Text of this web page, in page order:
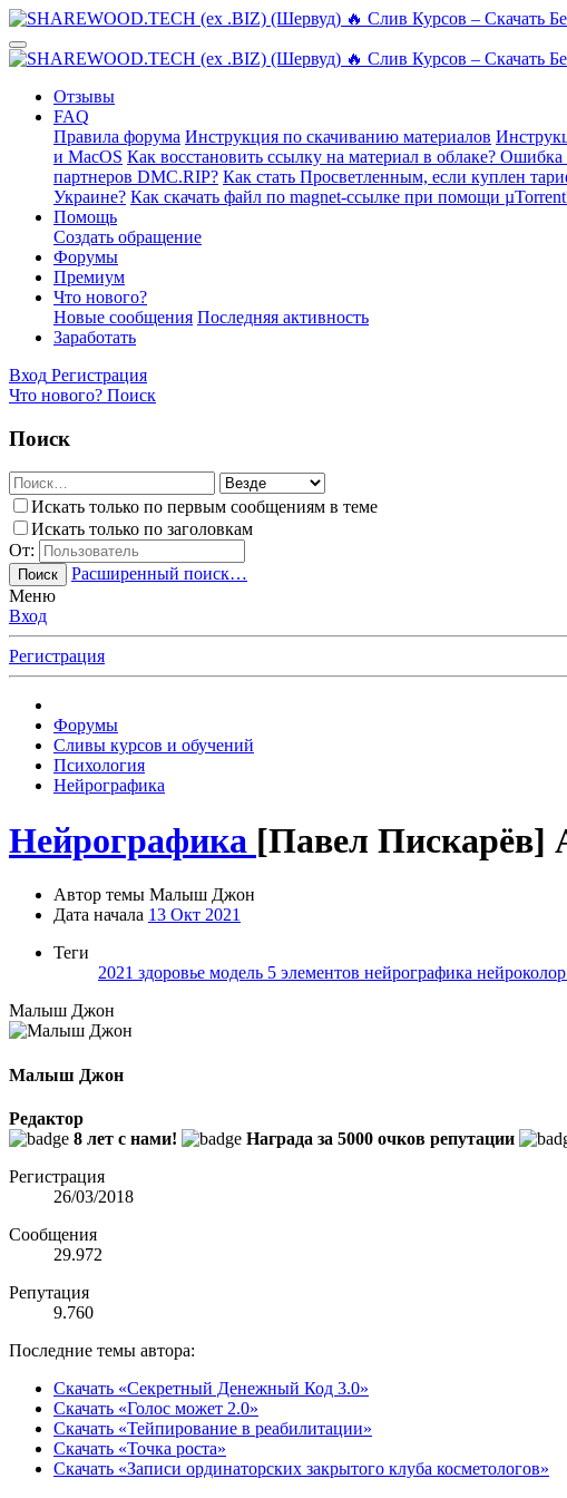
Отзывы
FAQ
Правила форума Инструкция по скачиванию материалов
и MacOS Как восстановить ссылку на материал в облаке? Ошибка
партнеров DMC.RIP? Как стать Просветленным, если куплен
Украине? Как скачать файл по magnet-ссылке при помощи
Помощь
Создать обращение
Форумы
Премиум
Что нового?
Новые сообщения Последняя активность
Заработать
Вход Регистрация
Что нового? Поиск
Поиск
Искать только по первым сообщениям в теме
Искать только по заголовкам
От:
Поиск
Расширенный поиск…
Меню
Вход
Регистрация
Форумы
Сливы курсов и обучений
Психология
Нейрографика
Нейрографика [Павел Пискарёв]
Автор темы Малыш Джон
Дата начала 13 Окт 2021
Теги
2021 здоровье модель 5 элементов нейрографика нейроколор
Малыш Джон
Малыш Джон
Редактор
8 лет с нами!
Награда за 5000 очков репутации
Регистрация
26/03/2018
Сообщения
29.972
Репутация
9.760
Последние темы автора:
Скачать «Секретный Денежный Код 3.0»
Скачать «Голос может 2.0»
Скачать «Тейпирование в реабилитации»
Скачать «Точка роста»
Скачать «Записи ординаторских закрытого клуба косметологов»